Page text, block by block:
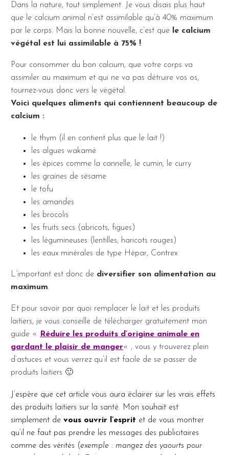
Dans la nature, tout simplement. Je vous disais plus haut
que le calcium animal n’est assimilable qu’à 40% maximum
par le corps. Mais la bonne nouvelle, c’est que
le calcium
végétal est lui assimilable à 75% !
Pour consommer du bon calcium, que votre corps va
assimiler au maximum et qui ne va pas détruire vos os,
tournez-vous donc vers le végétal.
Voici quelques aliments qui contiennent beaucoup de
calcium :
le thym (il en contient plus que le lait !)
les algues wakamé
les épices comme la cannelle, le cumin, le curry
les graines de sésame
le tofu
les amandes
les brocolis
les fruits secs (abricots, figues)
les légumineuses (lentilles, haricots rouges)
les eaux minérales de type Hépar, Contrex
L’important est donc de diversifier son alimentation au
maximum.
Et pour savoir par quoi remplacer le lait et les produits
laitiers, je vous conseille de télécharger gratuitement mon
guide « Réduire les produits d’origine animale en
gardant le plaisir de manger« , vous y trouverez plein
d’astuces et vous verrez qu’il est facile de se passer de
produits laitiers 🙂
J’espère que cet article vous aura éclairer sur les vrais effets
des produits laitiers sur la santé. Mon souhait est
simplement de vous ouvrir l’esprit et de vous montrer
qu’il ne faut pas prendre les messages des publicitaires
comme des vérités (exemple : mangez des yaourts pour